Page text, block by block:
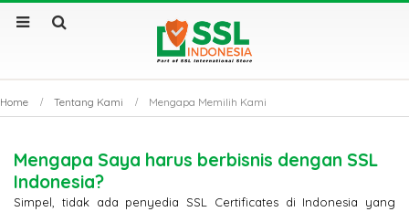
Home Tentang Kami Mengapa Memilih Kami
Mengapa Saya harus berbisnis dengan SSL
Indonesia?
Simpel, tidak ada penyedia SSL Certificates di Indonesia yang